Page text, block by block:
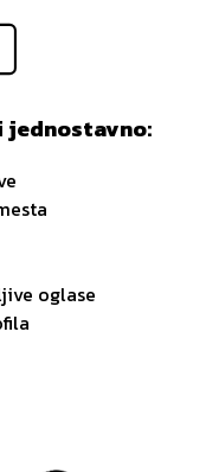
jednostavno:
oglase